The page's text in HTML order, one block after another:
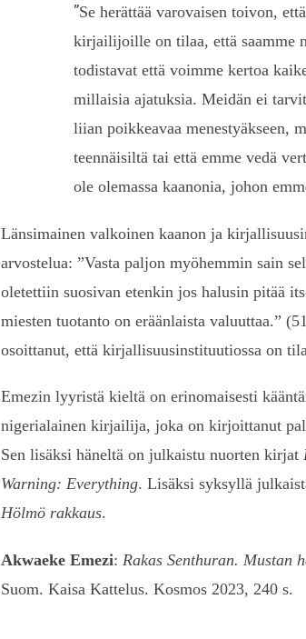
”Se herättää varovaisen toivon,
kirjailijoille on tilaa, että saamme
todistavat että voimme kertoa
millaisia ajatuksia. Meidän ei
liian poikkeavaa menestyäkseen,
teennäisiltä tai että emme vedä
ole olemassa kaanonia, johon
Länsimainen valkoinen kaanon ja
arvostelua: ”Vasta paljon myöhemmin sain
oletettiin suosivan etenkin jos halusin pitää
miesten tuotanto on eräänlaista valuuttaa.”
osoittanut, että kirjallisuusinstituutiossa on
Emezin lyyristä kieltä on erinomaisesti
nigerialainen kirjailija, joka on kirjoittanut
Sen lisäksi häneltä on julkaistu nuorten kirjat
Warning: Everything. Lisäksi syksyllä
Hölmö rakkaus.
Akwaeke Emezi: Rakas Senthuran. Mustan
Suom. Kaisa Kattelus. Kosmos 2023, 240 s.